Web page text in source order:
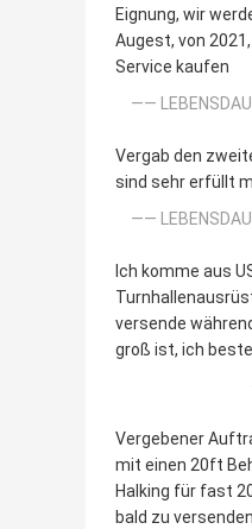
Eignung, wir
Augest, von
Service kaufen
——
Vergab den
sind sehr erfüllt
——
Ich komme aus
versende
groß ist, ich
Vergebener
mit einen 20ft
Halking für fast
bald zu